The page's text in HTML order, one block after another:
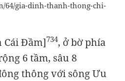
64/gia-dinh-thanh-thong-chi-
Cái Đầm]734, ở bờ phía
6 tầm, sâu 8
thông với sông Ưu